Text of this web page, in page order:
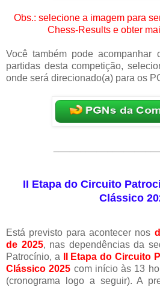
Obs.: selecione a imagem para
Chess-Results e obter
Você também pode acompanhar
partidas desta competição,
onde será direcionado(a) para os
II Etapa do Circuito
Clássico
Está previsto para acontecer nos
de 2025, nas dependências da
Patrocínio, a
II Etapa do Circuito
Clássico 2025 com início às 13
(cronograma logo a seguir). A